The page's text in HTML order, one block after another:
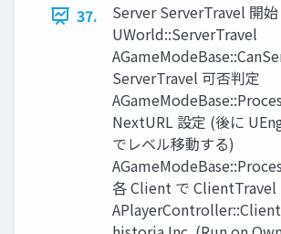
37.
Server ServerTravel 開始
UWorld::ServerTravel
ServerTravel 可否判定
NextURL 設定 (後に
でレベル移動する)
各 Client で ClientTravel